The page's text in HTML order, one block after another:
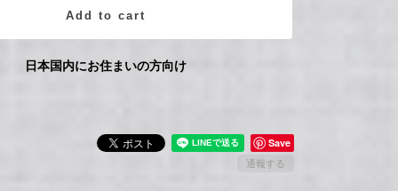
Add to cart
日本国内にお住まいの方向け
Save
通報する